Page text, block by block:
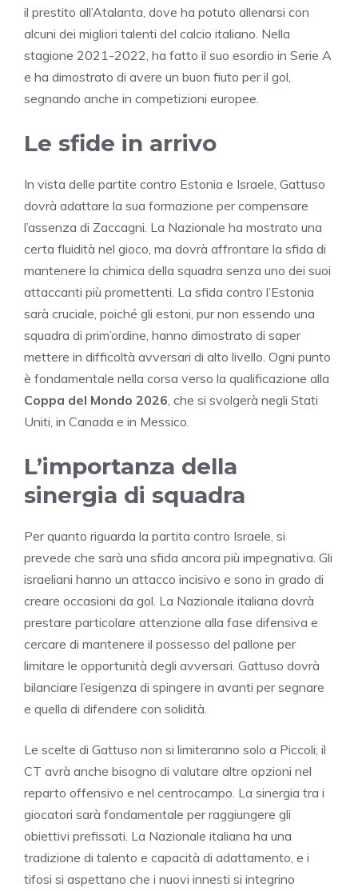
il prestito all’Atalanta, dove ha potuto allenarsi con
alcuni dei migliori talenti del calcio italiano. Nella
stagione 2021-2022, ha fatto il suo esordio in Serie A
e ha dimostrato di avere un buon fiuto per il gol,
segnando anche in competizioni europee.
Le sfide in arrivo
In vista delle partite contro Estonia e Israele, Gattuso
dovrà adattare la sua formazione per compensare
l’assenza di Zaccagni. La Nazionale ha mostrato una
certa fluidità nel gioco, ma dovrà affrontare la sfida di
mantenere la chimica della squadra senza uno dei suoi
attaccanti più promettenti. La sfida contro l’Estonia
sarà cruciale, poiché gli estoni, pur non essendo una
squadra di prim’ordine, hanno dimostrato di saper
mettere in difficoltà avversari di alto livello. Ogni punto
è fondamentale nella corsa verso la qualificazione alla
Coppa del Mondo 2026 , che si svolgerà negli Stati
Uniti, in Canada e in Messico.
L’importanza della
sinergia di squadra
Per quanto riguarda la partita contro Israele, si
prevede che sarà una sfida ancora più impegnativa. Gli
israeliani hanno un attacco incisivo e sono in grado di
creare occasioni da gol. La Nazionale italiana dovrà
prestare particolare attenzione alla fase difensiva e
cercare di mantenere il possesso del pallone per
limitare le opportunità degli avversari. Gattuso dovrà
bilanciare l’esigenza di spingere in avanti per segnare
e quella di difendere con solidità.
Le scelte di Gattuso non si limiteranno solo a Piccoli; il
CT avrà anche bisogno di valutare altre opzioni nel
reparto offensivo e nel centrocampo. La sinergia tra i
giocatori sarà fondamentale per raggiungere gli
obiettivi prefissati. La Nazionale italiana ha una
tradizione di talento e capacità di adattamento, e i
tifosi si aspettano che i nuovi innesti si integrino